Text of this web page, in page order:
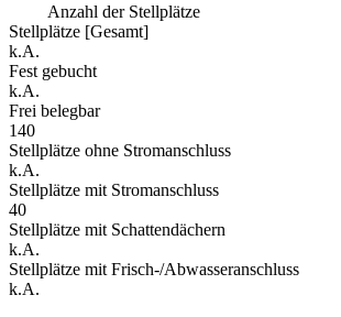
Anzahl der Stellplätze
Stellplätze [Gesamt]
k.A.
Fest gebucht
k.A.
Frei belegbar
140
Stellplätze ohne Stromanschluss
k.A.
Stellplätze mit Stromanschluss
40
Stellplätze mit Schattendächern
k.A.
Stellplätze mit Frisch-/Abwasseranschluss
k.A.